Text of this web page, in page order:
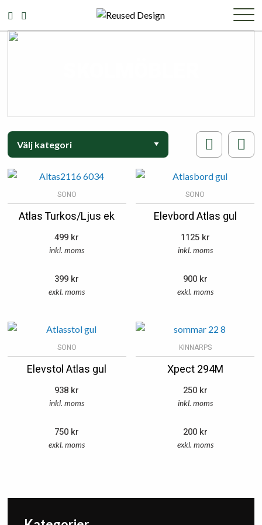
SONO
Atlas Turkos/Ljus ek
499 kr
inkl. moms
399 kr
exkl. moms
SONO
Elevbord Atlas gul
1125 kr
inkl. moms
900 kr
exkl. moms
SONO
Elevstol Atlas gul
938 kr
inkl. moms
750 kr
exkl. moms
KINNARPS
Xpect 294M
250 kr
inkl. moms
200 kr
exkl. moms